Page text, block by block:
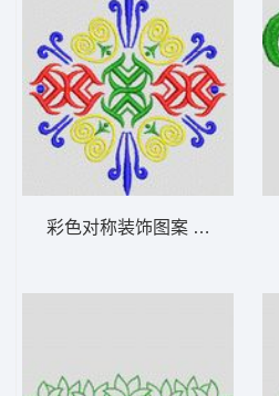
彩色对称装饰图案 植物花型